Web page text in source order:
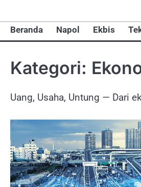
content
Beranda Napol Ekbis
Kategori:
Uang, Usaha, Untung — Dari